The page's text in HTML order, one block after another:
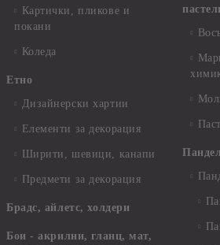
Картички, пликове и
покани
Коледа
Етно
Дизайнерски хартии
Елементи за декорация
Ширити, шевици, канапи
Предмети за декорация
Брадс, айлетс, холдери
Бои - акрилни, гланц, мат,